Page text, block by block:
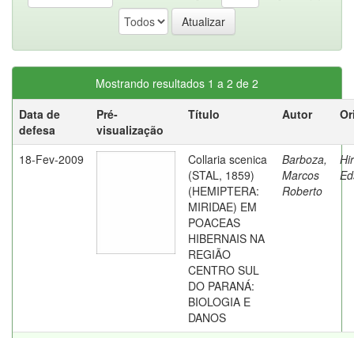
Mostrando resultados 1 a 2 de 2
Data de
defesa
Pré-
visualização
Título Autor
18-Fev-2009
Collaria scenica
(STAL, 1859)
(HEMIPTERA:
MIRIDAE) EM
POACEAS
HIBERNAIS NA
REGIÃO
CENTRO SUL
DO PARANÁ:
BIOLOGIA E
DANOS
Barboza,
Marcos
Roberto